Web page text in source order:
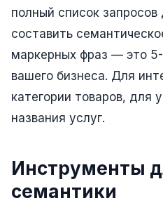
Реклама в Facebook
Реклама в Instagram
ИНТЕРНЕТ-МАГАЗИНЫ
Интеграции
Омниканальность
полный список
составить
маркерных фраз — это
вашего бизнеса. Для
категории товаров, для
названия услуг.
Инструменты
семантики